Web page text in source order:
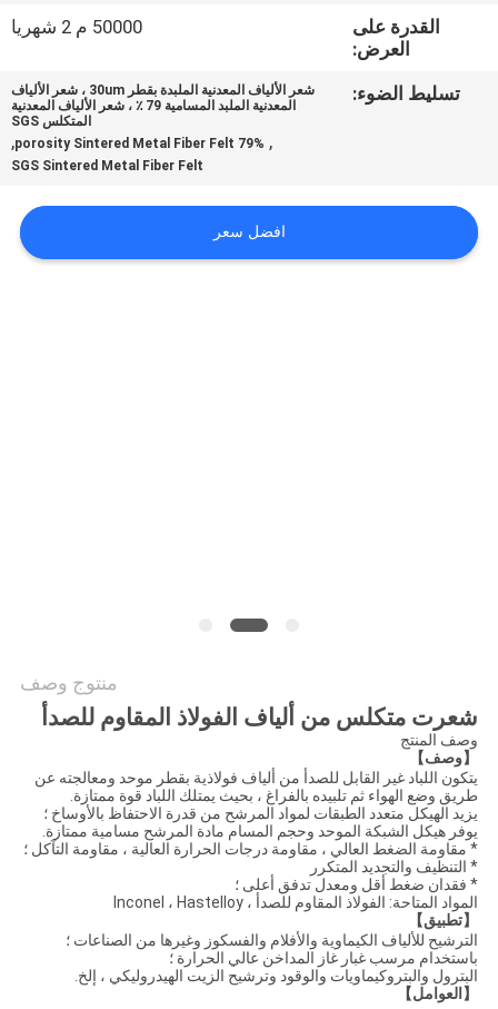
المعمل
مراقبة
اتصل
بنا
القدرة على
العرض:
50000 م 2 شهريا
تسليط الضوء:
شعر الألياف المعدنية الملبدة بقطر 30um ، شعر الألياف
المعدنية الملبد المسامية 79 ٪ ، شعر الألياف المعدنية
المتكلس SGS
,
79% porosity Sintered Metal Fiber Felt
,
SGS Sintered Metal Fiber Felt
افضل سعر
منتوج وصف
شعرت متكلس من ألياف الفولاذ المقاوم للصدأ
وصف المنتج
【وصف】
يتكون اللباد غير القابل للصدأ من ألياف فولاذية بقطر موحد ومعالجته عن
طريق وضع الهواء ثم تلبيده بالفراغ ، بحيث يمتلك اللباد قوة ممتازة.
يزيد الهيكل متعدد الطبقات لمواد المرشح من قدرة الاحتفاظ بالأوساخ ؛
يوفر هيكل الشبكة الموحد وحجم المسام مادة المرشح مسامية ممتازة.
* مقاومة الضغط العالي ، مقاومة درجات الحرارة العالية ، مقاومة التآكل ؛
* التنظيف والتجديد المتكرر
* فقدان ضغط أقل ومعدل تدفق أعلى ؛
المواد المتاحة: الفولاذ المقاوم للصدأ ، Inconel ، Hastelloy
【تطبيق】
الترشيح للألياف الكيماوية والأفلام والفسكوز وغيرها من الصناعات ؛
باستخدام مرسب غبار غاز المداخن عالي الحرارة ؛
البترول والبتروكيماويات والوقود وترشيح الزيت الهيدروليكي ، إلخ.
【العوامل】